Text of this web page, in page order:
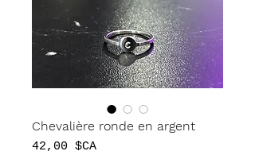
Chevalière ronde en argent
42,00 $CAPrix